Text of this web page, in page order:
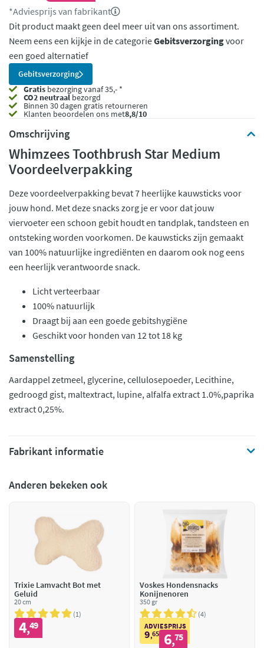
*Adviesprijs van fabrikant
Dit product maakt geen deel meer uit van ons assortiment.
Neem eens een kijkje in de categorieGebitsverzorgingvoor
een goed alternatief
Gebitsverzorging
Gratis bezorging vanaf 35,- *
CO2 neutraalbezorgd
Binnen 30 dagen gratis retourneren
Klanten beoordelen ons met8,8/10
Omschrijving
Whimzees Toothbrush Star Medium
Voordeelverpakking
Deze voordeelverpakking bevat 7 heerlijke kauwsticks voor
jouw hond. Met deze snacks zorg je er voor dat jouw
viervoeter een schoon gebit houdt en tandplak, tandsteen en
ontsteking worden voorkomen. De kauwsticks zijn gemaakt
van 100% natuurlijke ingrediënten en daarom ook nog eens
een heerlijk verantwoorde snack.
Licht verteerbaar
100% natuurlijk
Draagt bij aan een goede gebitshygiëne
Geschikt voor honden van 12 tot 18 kg
Samenstelling
Aardappel zetmeel, glycerine, cellulosepoeder, Lecithine,
gedroogd gist, maltextract, lupine, alfalfa extract 1.0%,paprika
extract 0,25%.
Fabrikant informatie
Anderen bekeken ook
Trixie Lamvacht Bot met
Geluid
20 cm
1
4,49
Voskes Hondensnacks
Konijnenoren
350 gr
4
ADVIESPRIJS
9,65 6,75